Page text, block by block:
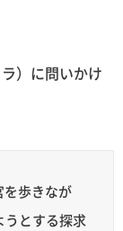
）に問いかけ
歩きなが
うとする探求